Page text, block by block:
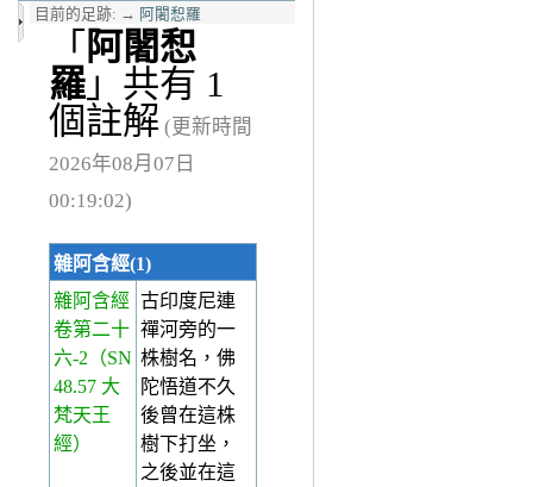
目前的足跡: → 阿闍惒羅
「 阿闍惒
羅 」共有 1
個註解 (更新時間
2026年08月07日
00:19:02)
雜阿含經(1)
雜阿含經
卷第二十
六-2 （SN
48.57 大
梵天王
經）
古印度尼連
禪河旁的一
株樹名，佛
陀悟道不久
後曾在這株
樹下打坐，
之後並在這